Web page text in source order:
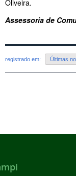
Oliveira.
Assessoria de
registrado em: Últimas